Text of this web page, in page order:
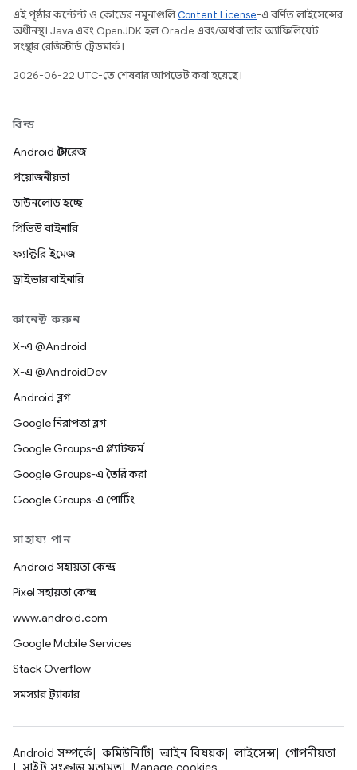
এই পৃষ্ঠার কন্টেন্ট ও কোডের নমুনাগুলিContent License-এ বর্ণিত লাইসেন্সের
অধীনস্থ। Java এবং OpenJDK হল Oracle এবং/অথবা তার অ্যাফিলিয়েট
সংস্থার রেজিস্টার্ড ট্রেডমার্ক।
2026-06-22 UTC-তে শেষবার আপডেট করা হয়েছে।
বিল্ড
Android স্টোরেজ
প্রয়োজনীয়তা
ডাউনলোড হচ্ছে
প্রিভিউ বাইনারি
ফ্যাক্টরি ইমেজ
ড্রাইভার বাইনারি
কানেক্ট করুন
X-এ @Android
X-এ @AndroidDev
Android ব্লগ
Google নিরাপত্তা ব্লগ
Google Groups-এ প্ল্যাটফর্ম
Google Groups-এ তৈরি করা
Google Groups-এ পোর্টিং
সাহায্য পান
Android সহায়তা কেন্দ্র
Pixel সহায়তা কেন্দ্র
www.android.com
Google Mobile Services
Stack Overflow
সমস্যার ট্র্যাকার
Android সম্পর্কে কমিউনিটি আইন বিষয়ক লাইসেন্স
গোপনীয়তা